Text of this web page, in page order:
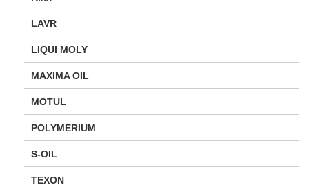
LAVR
LIQUI MOLY
MAXIMA OIL
MOTUL
POLYMERIUM
S-OIL
TEXON